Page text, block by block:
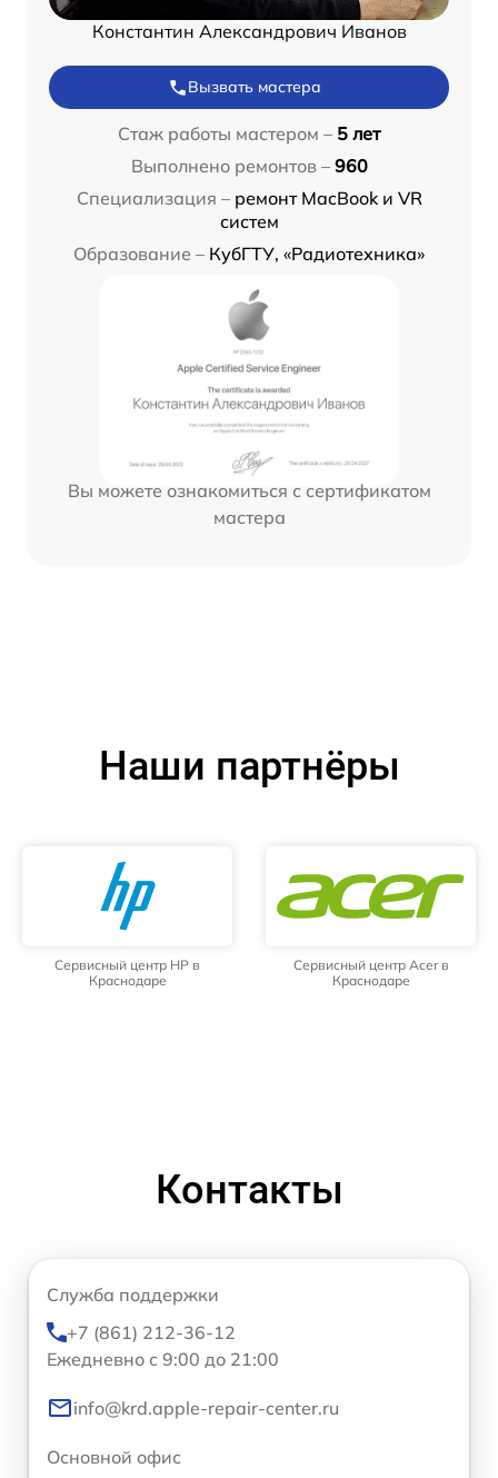
Константин Александрович Иванов
Вызвать мастера
Стаж работы мастером – 5 лет
Выполнено ремонтов – 960
Специализация – ремонт MacBook и VR
систем
Образование – КубГТУ, «Радиотехника»
Вы можете ознакомиться с сертификатом
мастера
Наши партнёры
Сервисный центр HP в
Краснодаре
Сервисный центр Acer в
Краснодаре
Контакты
Служба поддержки
+7 (861) 212-36-12
Ежедневно с 9:00 до 21:00
info@krd.apple-repair-center.ru
Основной офис